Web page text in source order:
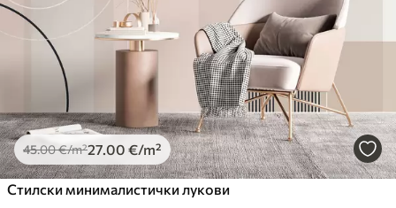
45.00€/m²27 .00 €/m²
Стилски минималистички лукови